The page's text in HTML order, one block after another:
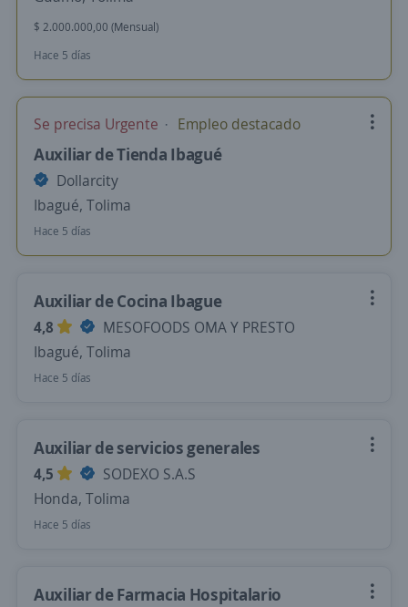
$ 2.000.000,00 (Mensual)
Hace 5 días
Se precisa Urgente Empleo destacado
Auxiliar de Tienda Ibagué
Dollarcity
Ibagué, Tolima
Hace 5 días
Auxiliar de Cocina Ibague
4,8
MESOFOODS OMA Y PRESTO
Ibagué, Tolima
Hace 5 días
Auxiliar de servicios generales
4,5
SODEXO S.A.S
Honda, Tolima
Hace 5 días
Auxiliar de Farmacia Hospitalario